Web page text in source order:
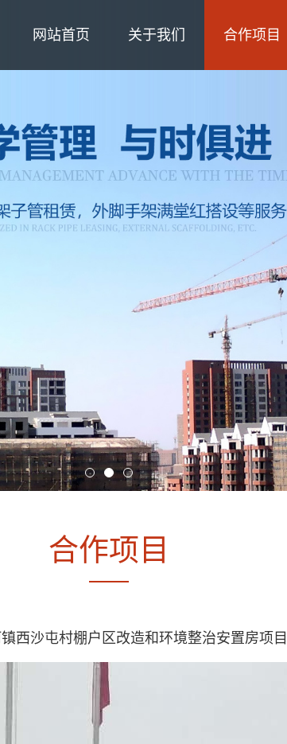
网站首页 关于我们 合作项目
合作项目
西沙屯村棚户区改造和环境整治安置房项